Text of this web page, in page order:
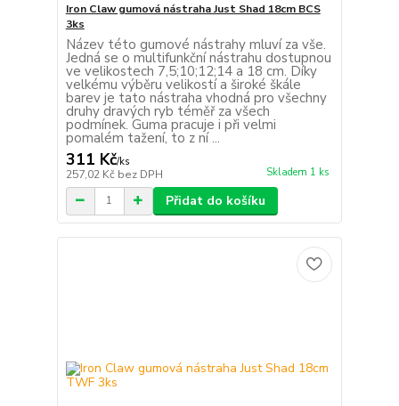
Iron Claw gumová nástraha Just Shad 18cm BCS
3ks
Název této gumové nástrahy mluví za vše.
Jedná se o multifunkční nástrahu dostupnou
ve velikostech 7,5;10;12;14 a 18 cm. Díky
velkému výběru velikostí a široké škále
barev je tato nástraha vhodná pro všechny
druhy dravých ryb téměř za všech
podmínek. Guma pracuje i při velmi
pomalém tažení, to z ní ...
311 Kč/ks
257,02 Kč bez DPH Skladem 1 ks
Přidat do košíku